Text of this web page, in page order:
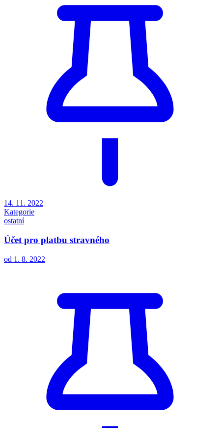
14. 11. 2022
Kategorie
ostatní
Účet pro platbu stravného
od 1. 8. 2022